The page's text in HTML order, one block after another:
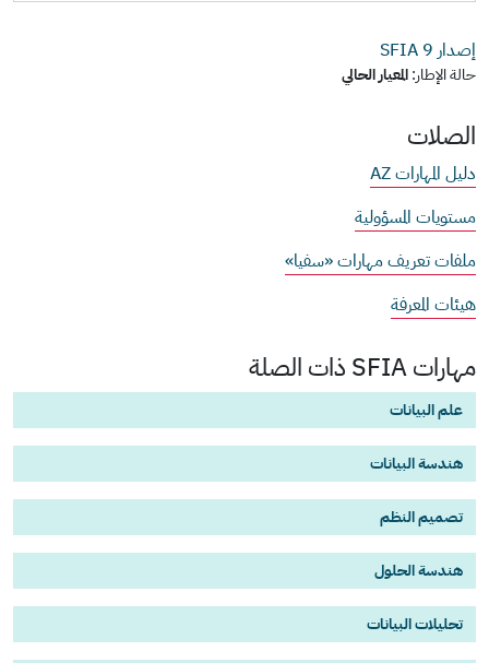
إصدار SFIA 9
حالة الإطار:المعيار الحالي
الصلات
دليل المهارات AZ
مستويات المسؤولية
ملفات تعريف مهارات «سفيا»
هيئات المعرفة
مهارات SFIA ذات الصلة
علم البيانات
هندسة البيانات
تصميم النظم
هندسة الحلول
تحليلات البيانات